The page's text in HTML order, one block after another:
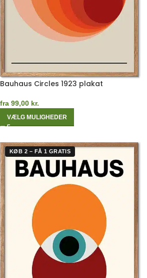
Bauhaus Circles 1923 plakat
fra 99,00 kr.
VÆLG MULIGHEDER
KØB 2 – FÅ 1 GRATIS